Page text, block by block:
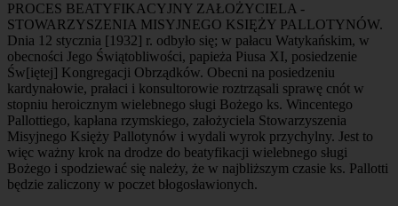
PROCES BEATYFIKACYJNY ZAŁOŻYCIELA -
STOWARZYSZENIA MISYJNEGO KSIĘŻY PALLOTYNÓW.
Dnia 12 stycznia [1932] r. odbyło się; w pałacu Watykańskim, w
obecności Jego Świątobliwości, papieża Piusa XI, posiedzenie
Św[iętej] Kongregacji Obrządków. Obecni na posiedzeniu
kardynałowie, prałaci i konsultorowie roztrząsali sprawę cnót w
stopniu heroicznym wielebnego sługi Bożego ks. Wincentego
Pallottiego, kapłana rzymskiego, założyciela Stowarzyszenia
Misyjnego Księży Pallotynów i wydali wyrok przychylny. Jest to
więc ważny krok na drodze do beatyfikacji wielebnego sługi
Bożego i spodziewać się należy, że w najbliższym czasie ks. Pallotti
będzie zaliczony w poczet błogosławionych.